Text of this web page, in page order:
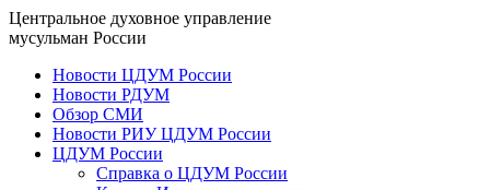
Центральное духовное управление
мусульман России
Новости ЦДУМ России
Новости РДУМ
Обзор СМИ
Новости РИУ ЦДУМ России
ЦДУМ России
Справка о ЦДУМ России